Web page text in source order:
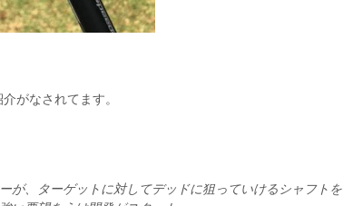
がなされてます。
が、ターゲットに対してデッドに狙っていけるシャフトを